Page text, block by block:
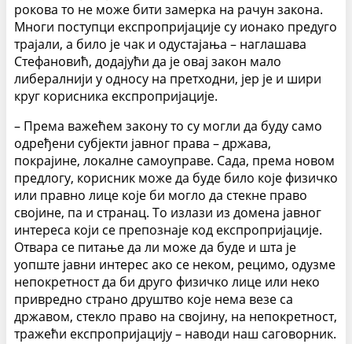
рокова то не може бити замерка на рачун закона.
Многи поступци експропријације су ионако предуго
трајали, а било је чак и одустајања – наглашава
Стефановић, додајући да је овај закон мало
либералнији у односу на претходни, јер је и шири
круг корисника експропријације.
– Према важећем закону то су могли да буду само
одређени субјекти јавног права – држава,
покрајине, локалне самоуправе. Сада, према новом
предлогу, корисник може да буде било које физичко
или правно лице које би могло да стекне право
својине, па и странац. То излази из домена јавног
интереса који се препознаје код експропријације.
Отвара се питање да ли може да буде и шта је
уопште јавни интерес ако се неком, рецимо, одузме
непокретност да би друго физичко лице или неко
привредно страно друштво које нема везе са
државом, стекло право на својину, на непокретност,
тражећи експропријацију – наводи наш саговорник.